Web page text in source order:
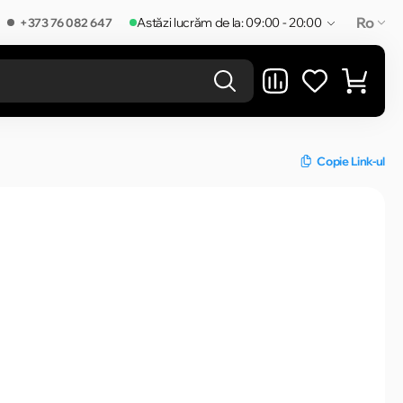
+373 76 082 647 Astăzi lucrăm de la: 09:00 - 20:00 Ro
Copie Link-ul